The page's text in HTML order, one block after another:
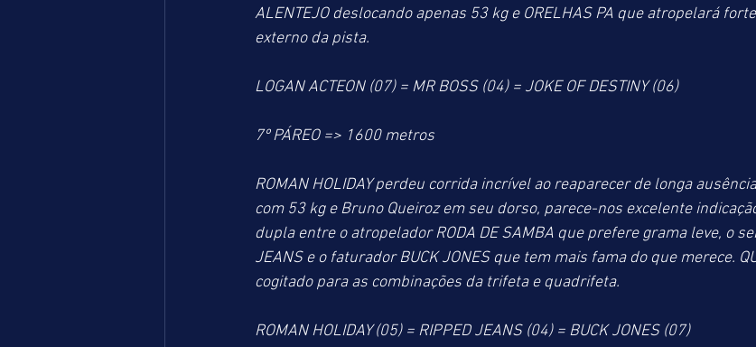
ALENTEJO deslocando apenas 53 kg e ORELHAS PA que atropelará
externo da pista.
LOGAN ACTEON (07) = MR BOSS (04) = JOKE OF DESTINY (06)
7º PÁREO => 1600 metros
ROMAN HOLIDAY perdeu corrida incrível ao reaparecer de longa
com 53 kg e Bruno Queiroz em seu dorso, parece-nos excelente
dupla entre o atropelador RODA DE SAMBA que prefere grama leve, o
JEANS e o faturador BUCK JONES que tem mais fama do que merece.
cogitado para as combinações da trifeta e quadrifeta.
ROMAN HOLIDAY (05) = RIPPED JEANS (04) = BUCK JONES (07)